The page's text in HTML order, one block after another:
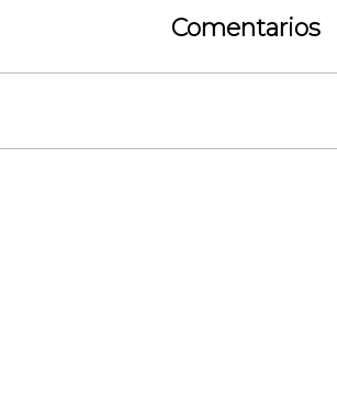
Comentarios